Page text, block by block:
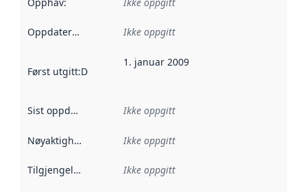
Oppdateringsfrekvens :
Ikke oppgitt
Først utgitt:Denne datoen sier når dataene i dette
1. januar 2009
Sist oppdatert Ikke oppgitt
Nøyaktighet Ikke oppgitt
Tilgjengelighet Ikke oppgitt